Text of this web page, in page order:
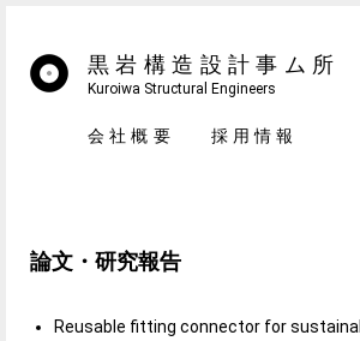
黒岩構造設計事ム所
Kuroiwa Structural Engineers
会社概要 採用情報
論文・研究報告
Reusable fitting connector for